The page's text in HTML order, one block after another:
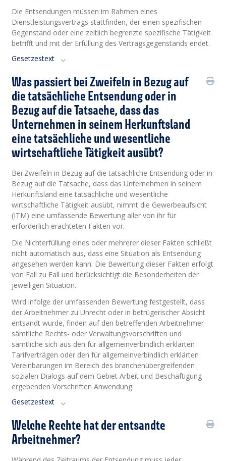
Die Entsendungen müssen im Rahmen eines
Dienstleistungsvertrags stattfinden, der einen spezifischen
Gegenstand oder eine zeitlich begrenzte spezifische Tätigkeit
betrifft und mit der Erfüllung des Vertragsgegenstands endet.
Gesetzestext
Was passiert bei Zweifeln in Bezug auf
die tatsächliche Entsendung oder in
Bezug auf die Tatsache, dass das
Unternehmen in seinem Herkunftsland
eine tatsächliche und wesentliche
wirtschaftliche Tätigkeit ausübt?
Bei Zweifeln in Bezug auf die tatsächliche Entsendung oder in
Bezug auf die Tatsache, dass das Unternehmen in seinem
Herkunftsland eine tatsächliche und wesentliche
wirtschaftliche Tätigkeit ausübt, nimmt die Gewerbeaufsicht
(ITM) eine umfassende Bewertung aller von ihr für
erforderlich erachteten Fakten vor.
Die Nichterfüllung eines oder mehrerer dieser Fakten schließt
nicht automatisch aus, dass eine Situation als Entsendung
angesehen werden kann. Die Bewertung dieser Fakten erfolgt
von Fall zu Fall und berücksichtigt die Besonderheiten der
jeweiligen Situation.
Wird infolge der umfassenden Bewertung festgestellt, dass
der Arbeitnehmer zu Unrecht oder in betrügerischer Absicht
entsandt wurde, finden auf den betreffenden Arbeitnehmer
sämtliche Rechts- oder Verwaltungsvorschriften und
sämtliche sich aus den für allgemeinverbindlich erklärten
Tarifverträgen oder den für allgemeinverbindlich erklärten
Vereinbarungen im Bereich des branchenübergreifenden
sozialen Dialogs auf dem Gebiet Arbeit und Beschäftigung
ergebenden Vorschriften Anwendung.
Gesetzestext
Welche Rechte hat der entsandte
Arbeitnehmer?